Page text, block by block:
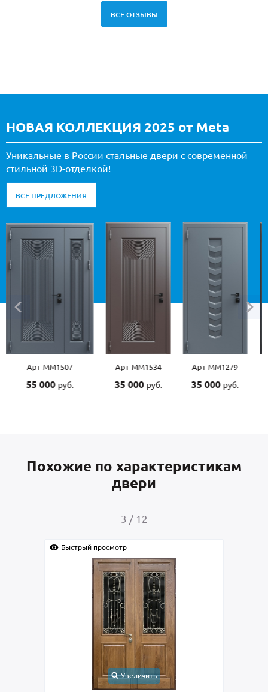
ВСЕ ОТЗЫВЫ
НОВАЯ КОЛЛЕКЦИЯ 2025 от Meta
Уникальные в России стальные двери с современной
стильной 3D-отделкой!
ВСЕ ПРЕДЛОЖЕНИЯ
Арт-ММ1507
55 000 руб.
Арт-ММ1534
35 000 руб.
Арт-ММ1279
35 000 руб.
Похожие по характеристикам
двери
4 / 12
Быстрый просмотр
Увеличить